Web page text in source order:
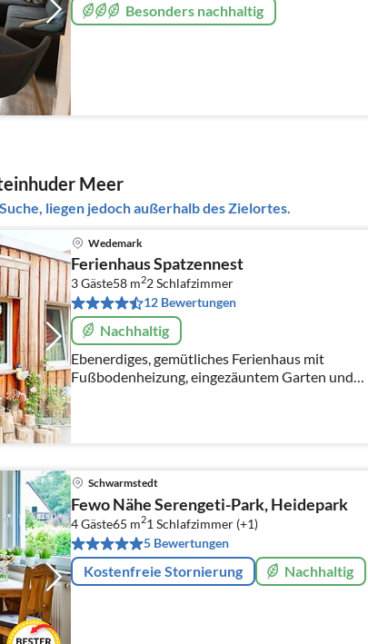
Besonders nachhaltig
Meer
liegen jedoch außerhalb des Zielortes.
Wedemark
Ferienhaus Spatzennest
3 Gäste58 m22Schlafzimmer
12 Bewertungen
Nachhaltig
Ebenerdiges, gemütliches Ferienhaus mit
Fußbodenheizung, eingezäuntem Garten und
überdachter Terrasse in Waldrandlage im Dreieck
Schwarmstedt
Fewo Nähe Serengeti-Park, Heidepark
4 Gäste65 m21 Schlafzimmer (+1)
5 Bewertungen
Kostenfreie Stornierung Nachhaltig